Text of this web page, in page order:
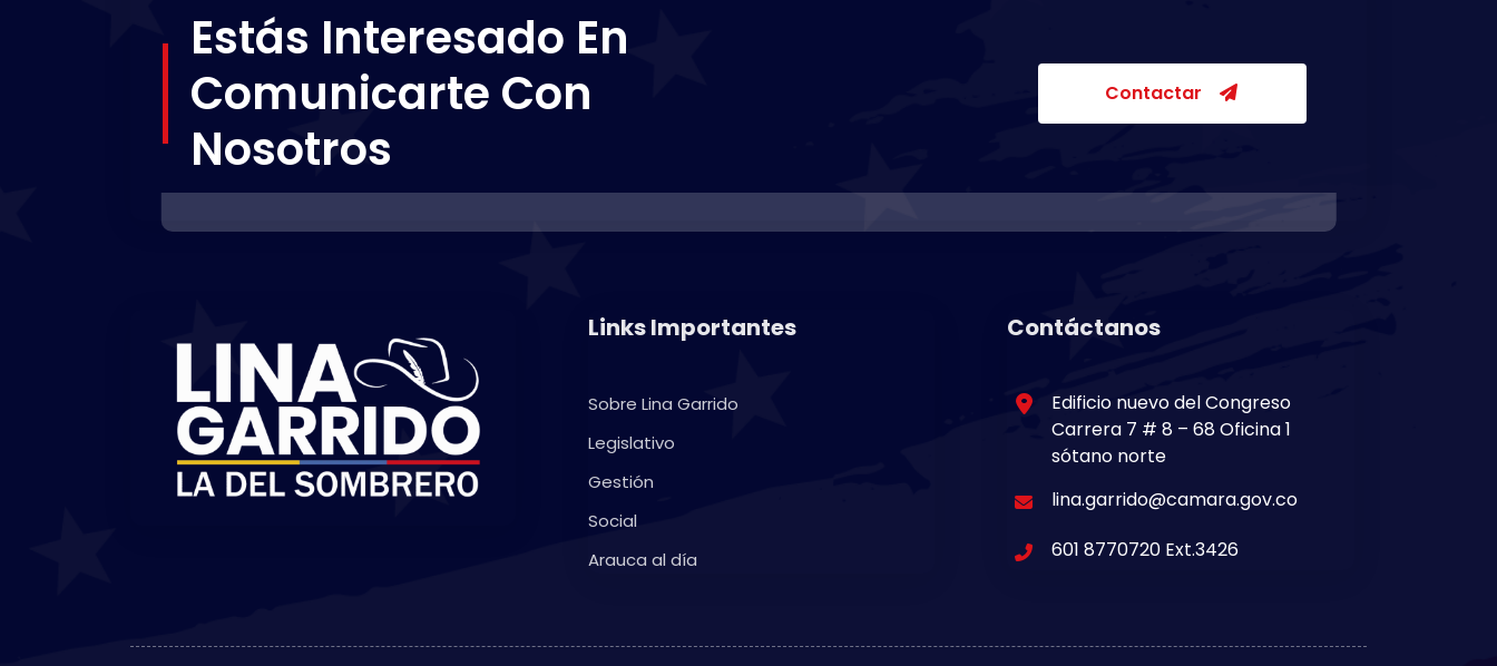
Estás Interesado En
Comunicarte Con
Nosotros
Contactar
Links Importantes
Sobre Lina Garrido
Legislativo
Gestión
Social
Arauca al día
Contáctanos
Edificio nuevo del Congreso
Carrera 7 # 8 – 68 Oficina 1
sótano norte
lina.garrido@camara.gov.co
601 8770720 Ext.3426